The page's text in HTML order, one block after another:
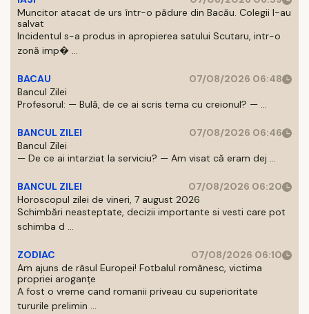
Muncitor atacat de urs într-o pădure din Bacău. Colegii l-au
salvat
Incidentul s-a produs in apropierea satului Scutaru, intr-o
zonă imp� ...
BACAU
07/08/2026 06:48
Bancul Zilei
Profesorul: — Bulă, de ce ai scris tema cu creionul? — ...
BANCUL ZILEI
07/08/2026 06:46
Bancul Zilei
— De ce ai intarziat la serviciu? — Am visat că eram dej ...
BANCUL ZILEI
07/08/2026 06:20
Horoscopul zilei de vineri, 7 august 2026
Schimbări neasteptate, decizii importante si vesti care pot
schimba d ...
ZODIAC
07/08/2026 06:10
Am ajuns de râsul Europei! Fotbalul românesc, victima
propriei aroganțe
A fost o vreme cand romanii priveau cu superioritate
tururile prelimin ...